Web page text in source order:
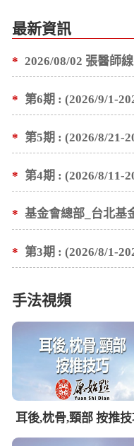
最新資訊
* 2026/08/02 張醫師線上課程 主題 : 1.基金會
* 第6期 : (2026/9/1-2026/9/7) 張醫師親自培訓
* 第5期 : (2026/8/21-2026/8/27) 張醫師親自培
* 第4期 : (2026/8/11-2026/8/17) 張醫師親自培
* 基金會總部_台北基金會晚
* 第3期 : (2026/8/1-2026/8/7) 張醫師親自培訓
手法視頻
耳後,枕骨,頸部 按推